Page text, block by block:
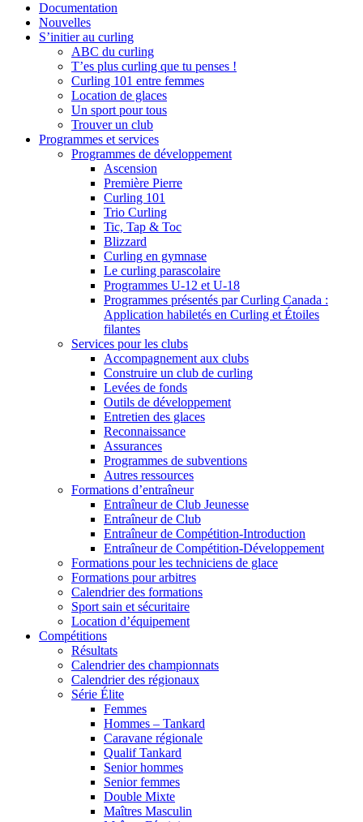
Documentation
Nouvelles
S’initier au curling
ABC du curling
T’es plus curling que tu penses !
Curling 101 entre femmes
Location de glaces
Un sport pour tous
Trouver un club
Programmes et services
Programmes de développement
Ascension
Première Pierre
Curling 101
Trio Curling
Tic, Tap & Toc
Blizzard
Curling en gymnase
Le curling parascolaire
Programmes U-12 et U-18
Programmes présentés par Curling Canada :
Application habiletés en Curling et Étoiles
filantes
Services pour les clubs
Accompagnement aux clubs
Construire un club de curling
Levées de fonds
Outils de développement
Entretien des glaces
Reconnaissance
Assurances
Programmes de subventions
Autres ressources
Formations d’entraîneur
Entraîneur de Club Jeunesse
Entraîneur de Club
Entraîneur de Compétition-Introduction
Entraîneur de Compétition-Développement
Formations pour les techniciens de glace
Formations pour arbitres
Calendrier des formations
Sport sain et sécuritaire
Location d’équipement
Compétitions
Résultats
Calendrier des championnats
Calendrier des régionaux
Série Élite
Femmes
Hommes – Tankard
Caravane régionale
Qualif Tankard
Senior hommes
Senior femmes
Double Mixte
Maîtres Masculin